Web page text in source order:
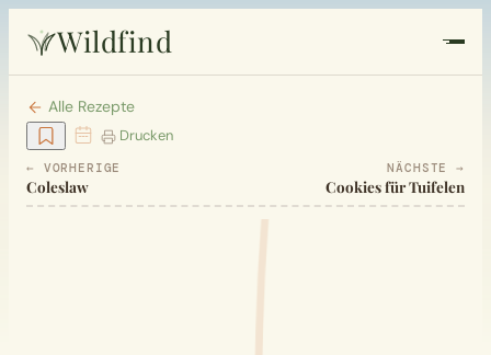
Wildfind
Startseite
Pflanzen
Alle Rezepte
Drucken
← VORHERIGE
Coleslaw
NÄCHSTE →
Cookies für Tuifelen